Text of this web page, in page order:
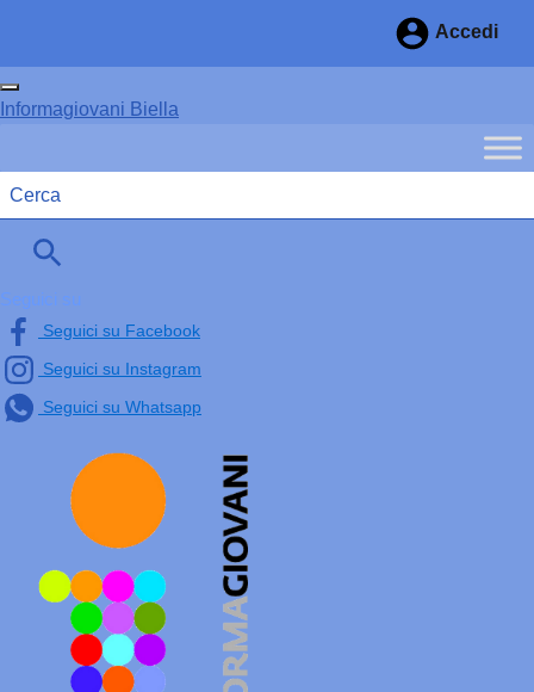
Accedi
Attiva / disattiva la navigazione
Informagiovani Biella
Seguici su
Seguici su Facebook
Seguici su Instagram
Seguici su Whatsapp